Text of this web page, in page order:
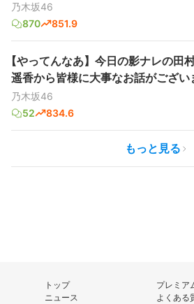
乃木坂46
870
851.9
【やってんなあ】今日の影ナレの田
遥香から皆様に大事なお話がござい
乃木坂46
52
834.6
もっと見る
トップ
ニュース
プレミア
よくある